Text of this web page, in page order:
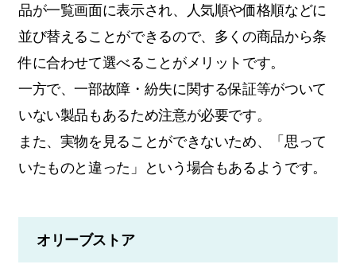
品が一覧画面に表示され、人気順や価格順などに
並び替えることができるので、多くの商品から条
件に合わせて選べることがメリットです。
一方で、一部故障・紛失に関する保証等がついて
いない製品もあるため注意が必要です。
また、実物を見ることができないため、「思って
いたものと違った」という場合もあるようです。
オリーブストア